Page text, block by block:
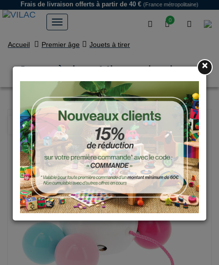
0
Frais de livraison offerts à partir de 40 € (France métropolitaine)
Accueil Premier âge Jouets à tirer
Jouet à tirer, Minette la chatte×